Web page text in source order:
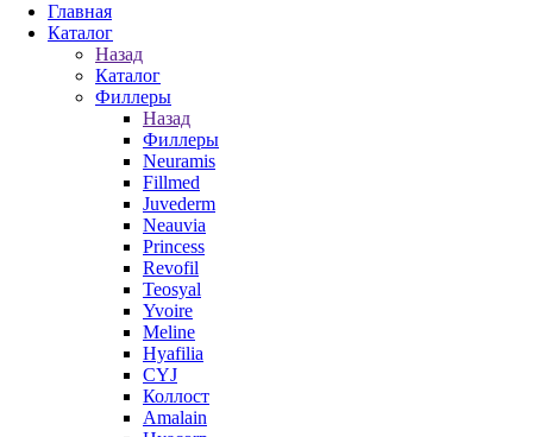
Главная
Каталог
Назад
Каталог
Филлеры
Назад
Филлеры
Neuramis
Fillmed
Juvederm
Neauvia
Princess
Revofil
Teosyal
Yvoire
Meline
Hyafilia
CYJ
Коллост
Amalain